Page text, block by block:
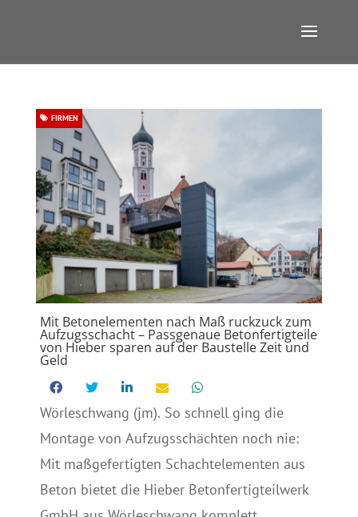
Mit Betonelementen nach Maß ruckzuck zum
Aufzugsschacht – Passgenaue Betonfertigteile
von Hieber sparen auf der Baustelle Zeit und
Geld
FIRMEN
Wörleschwang (jm). So schnell ging die
Montage von Aufzugsschächten noch nie:
Mit maßgefertigten Schachtelementen aus
Beton bietet die Hieber Betonfertigteilwerk